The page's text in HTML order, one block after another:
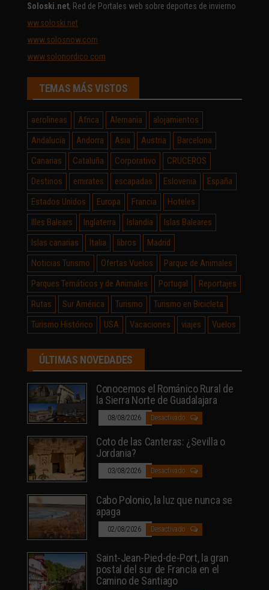
Soloski.net, Red de Portales web sobre deportes de invierno
ww.soloski.net
www.solosnow.com
www.solonordico.com
TEMAS MÁS VISTOS
aerolineas Africa Alemania
alojamientos
Andalucía
Andorra Asia Austria
Barcelona
Canarias
Cataluña Corporativo
CRUCEROS
Destinos
emirates escapadas Eslovenia
España
Estados Unidos
Europa Francia
Hoteles
Illes Balears
Inglaterra Islandia
Islas Baleares
Islas canarias
Italia libros
Madrid
Noticias Turismo
Ofertas Vuelos
Parque de Animales
Parques Temáticos y de Animales
Portugal
Reportajes
Rutas
Sur América Turismo
Turismo en Bicicleta
Turismo Histórico
USA Vacaciones viajes Vuelos
ÚLTIMAS NOVEDADES
Conocemos el Románico Rural de
la Sierra Norte de Guadalajara
08/08/2026 Desactivado
Coto de las Canteras: ¿Sevilla o
Jordania?
03/08/2026 Desactivado
Cabo Polonio, la luz que nunca se
apaga
02/08/2026 Desactivado
Saint-Jean-Pied-de-Port, la gran
postal del sur de Francia en el
Camino de Santiago